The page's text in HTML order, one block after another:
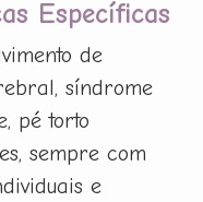
Específicas
de
síndrome
pé torto
sempre com
e